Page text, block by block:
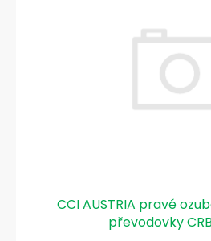
CCI AUSTRIA pravé
převodovky